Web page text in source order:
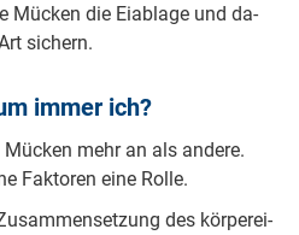
Mü­cken die Ei­ab­la­ge und da­
si­chern.
immer ich?
mehr an als an­de­re.
Fak­to­ren ei­ne Rol­le.
des kör­per­ei­